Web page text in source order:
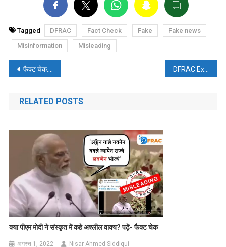
Tagged DFRAC Fact Check Fake
Fake news
Misinformation
Misleading
पोस्ट
नेविगेशन
फैक्ट चेक: नाजिया इलाही खान की कार पर मुस्लिमों ने किया हमला? जानिए सच्चाई
RELATED POSTS
क्या पीएम मोदी ने संस्कृत में कहे अश्लील वाक्य?पढ़ें- फैक्ट चेक
अगस्त 1, 2022 Nisar Ahmed Siddiqui